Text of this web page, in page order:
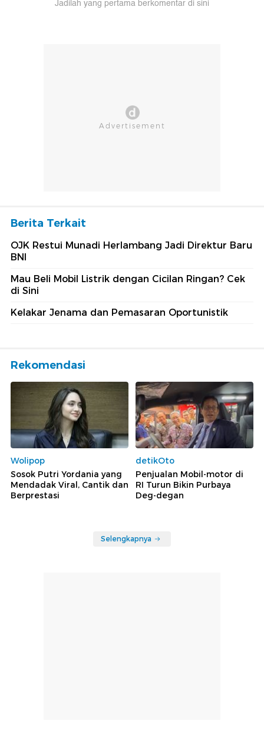
Jadilah yang pertama berkomentar di sini
Berita Terkait
OJK Restui Munadi Herlambang Jadi Direktur Baru
BNI
Mau Beli Mobil Listrik dengan Cicilan Ringan? Cek
di Sini
Kelakar Jenama dan Pemasaran Oportunistik
Rekomendasi
Wolipop
Sosok Putri Yordania yang
Mendadak Viral, Cantik dan
Berprestasi
detikOto
Penjualan Mobil-motor di
RI Turun Bikin Purbaya
Deg-degan
Selengkapnya